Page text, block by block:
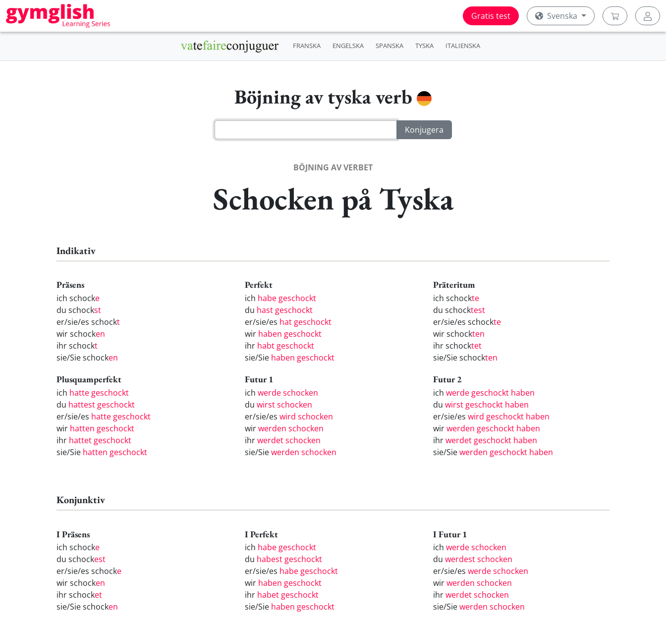
Gratis test Svenska
FRANSKA ENGELSKA SPANSKA TYSKA ITALIENSKA
Böjning av tyska verb
BÖJNING AV VERBET
Schocken på Tyska
Indikativ
Präsens
ich schocke
du schockst
er/sie/es schockt
wir schocken
ihr schockt
sie/Sie schocken
Perfekt
ich habe geschockt
du hast geschockt
er/sie/es hat geschockt
wir haben geschockt
ihr habt geschockt
sie/Sie haben geschockt
Präteritum
ich schockte
du schocktest
er/sie/es schockte
wir schockten
ihr schocktet
sie/Sie schockten
Plusquamperfekt
ich hatte geschockt
du hattest geschockt
er/sie/es hatte geschockt
wir hatten geschockt
ihr hattet geschockt
sie/Sie hatten geschockt
Futur 1
ich werde schocken
du wirst schocken
er/sie/es wird schocken
wirwerden schocken
ihrwerdet schocken
sie/Siewerden schocken
Futur 2
ich werde geschockt haben
du wirst geschockt haben
er/sie/es wird geschockt haben
wirwerden geschockt haben
ihrwerdet geschockt haben
sie/Siewerden geschockt haben
Konjunktiv
I Präsens
ich schocke
du schockest
er/sie/es schocke
wir schocken
ihr schocket
sie/Sie schocken
I Perfekt
ich habe geschockt
du habest geschockt
er/sie/es habe geschockt
wir haben geschockt
ihr habet geschockt
sie/Sie haben geschockt
I Futur 1
ich werde schocken
du werdest schocken
er/sie/es werde schocken
wirwerden schocken
ihrwerdet schocken
sie/Siewerden schocken